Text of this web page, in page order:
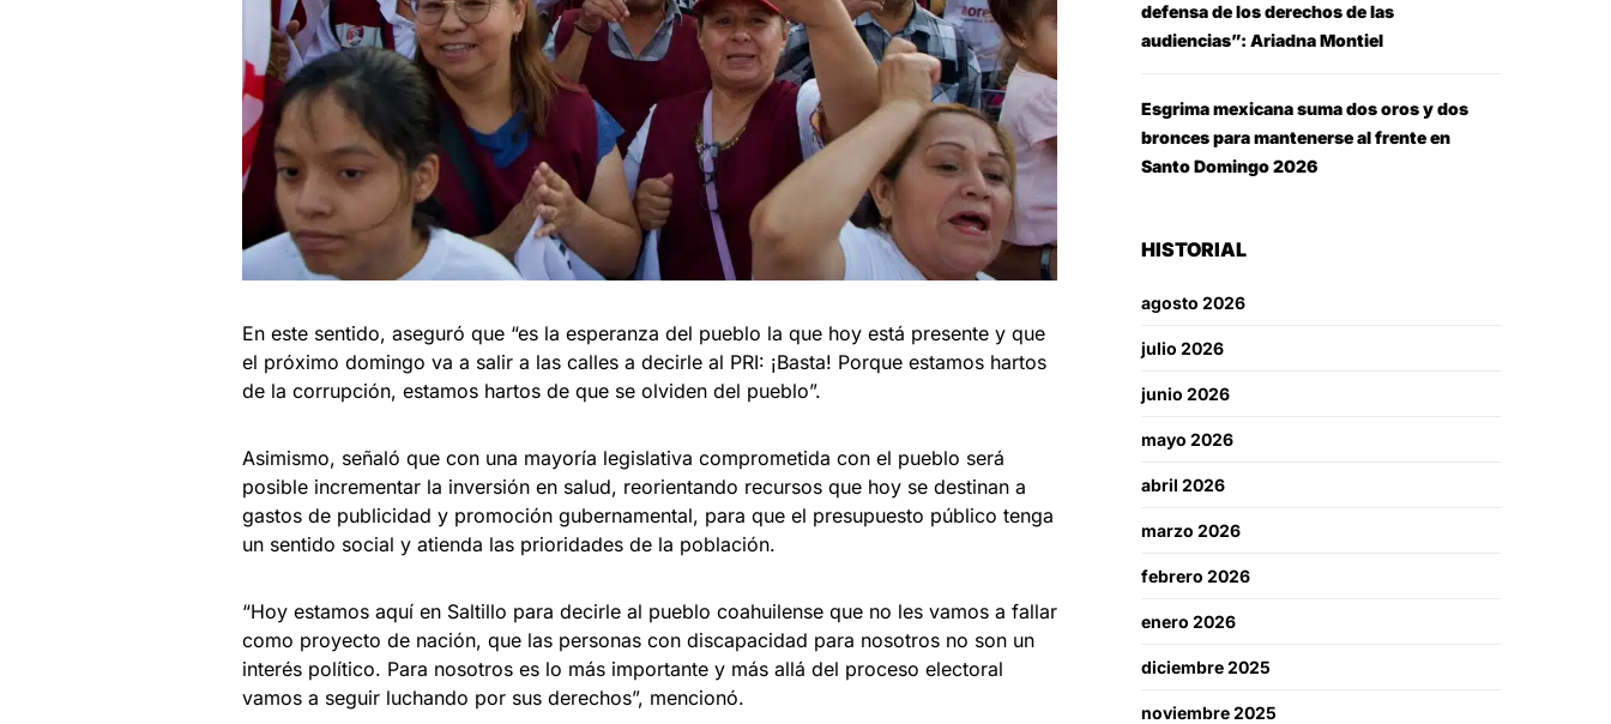
En este sentido, aseguró que “es la esperanza del pueblo la que hoy está presente y que
el próximo domingo va a salir a las calles a decirle al PRI: ¡Basta! Porque estamos hartos
de la corrupción, estamos hartos de que se olviden del pueblo”.
Asimismo, señaló que con una mayoría legislativa comprometida con el pueblo será
posible incrementar la inversión en salud, reorientando recursos que hoy se destinan a
gastos de publicidad y promoción gubernamental, para que el presupuesto público tenga
un sentido social y atienda las prioridades de la población.
“Hoy estamos aquí en Saltillo para decirle al pueblo coahuilense que no les vamos a fallar
como proyecto de nación, que las personas con discapacidad para nosotros no son un
interés político. Para nosotros es lo más importante y más allá del proceso electoral
vamos a seguir luchando por sus derechos”, mencionó.
defensa de los derechos de las
audiencias”: Ariadna Montiel
Esgrima mexicana suma dos oros y dos
bronces para mantenerse al frente en
Santo Domingo 2026
HISTORIAL
agosto 2026
julio 2026
junio 2026
mayo 2026
abril 2026
marzo 2026
febrero 2026
enero 2026
diciembre 2025
noviembre 2025